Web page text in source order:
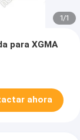
1/1
para XGMA
ahora